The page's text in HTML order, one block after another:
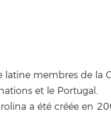
latine membres de la
et le Portugal.
a été créée en